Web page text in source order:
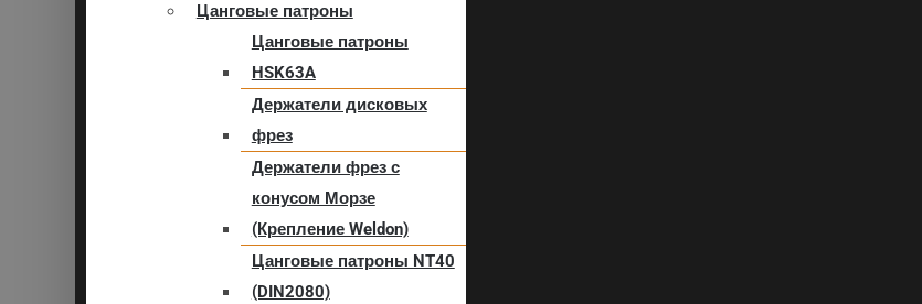
Цанговые патроны
Цанговые патроны
HSK63A
Держатели дисковых
фрез
Держатели фрез с
конусом Морзе
(Крепление Weldon)
Цанговые патроны NT40
(DIN2080)